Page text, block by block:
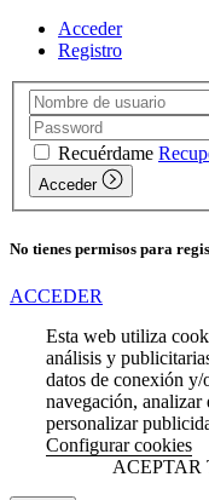
Acceder
Registro
Recuérdame
Acceder
No tienes permisos para
ACCEDER
Esta web utiliza
análisis y
datos de conexión
navegación, analizar
personalizar
Configurar cookies
ACEPTAR